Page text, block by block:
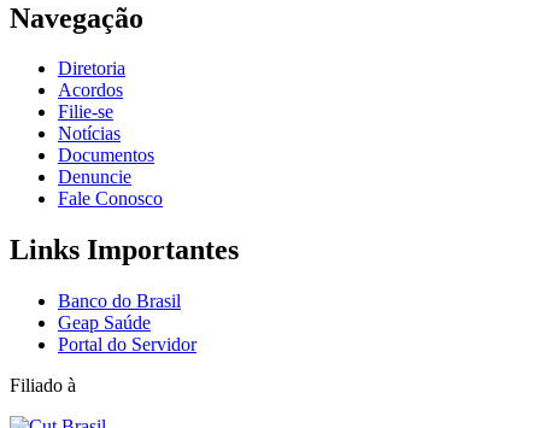
Navegação
Diretoria
Acordos
Filie-se
Notícias
Documentos
Denuncie
Fale Conosco
Links Importantes
Banco do Brasil
Geap Saúde
Portal do Servidor
Filiado à